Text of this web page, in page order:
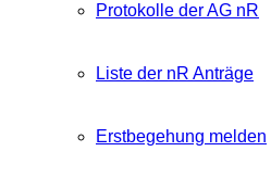
Protokolle der AG nR
Liste der nR Anträge
Erstbegehung melden